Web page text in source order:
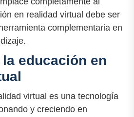
en realidad virtual debe ser
complementaria en
educación en
virtual es una tecnología
y creciendo en